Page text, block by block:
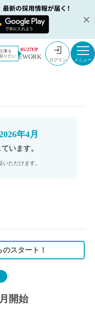
事を
りたい
05/27UP
EWORK ログイン
年4月
います。
ただけます。
スタート！
開始